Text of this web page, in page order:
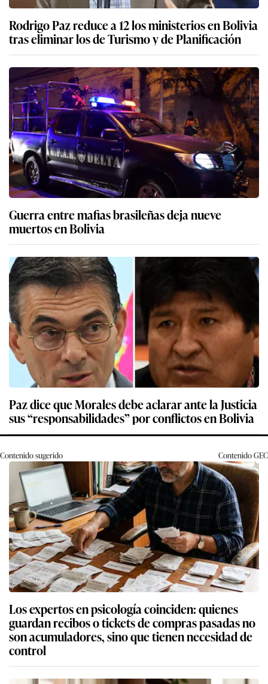
Rodrigo Paz reduce a 12 los ministerios en Bolivia
tras eliminar los de Turismo y de Planificación
Guerra entre mafias brasileñas deja nueve
muertos en Bolivia
Paz dice que Morales debe aclarar ante la Justicia
sus “responsabilidades” por conflictos en Bolivia
Contenido sugerido ContenidoGEC
Los expertos en psicología coinciden: quienes
guardan recibos o tickets de compras pasadas no
son acumuladores, sino que tienen necesidad de
control